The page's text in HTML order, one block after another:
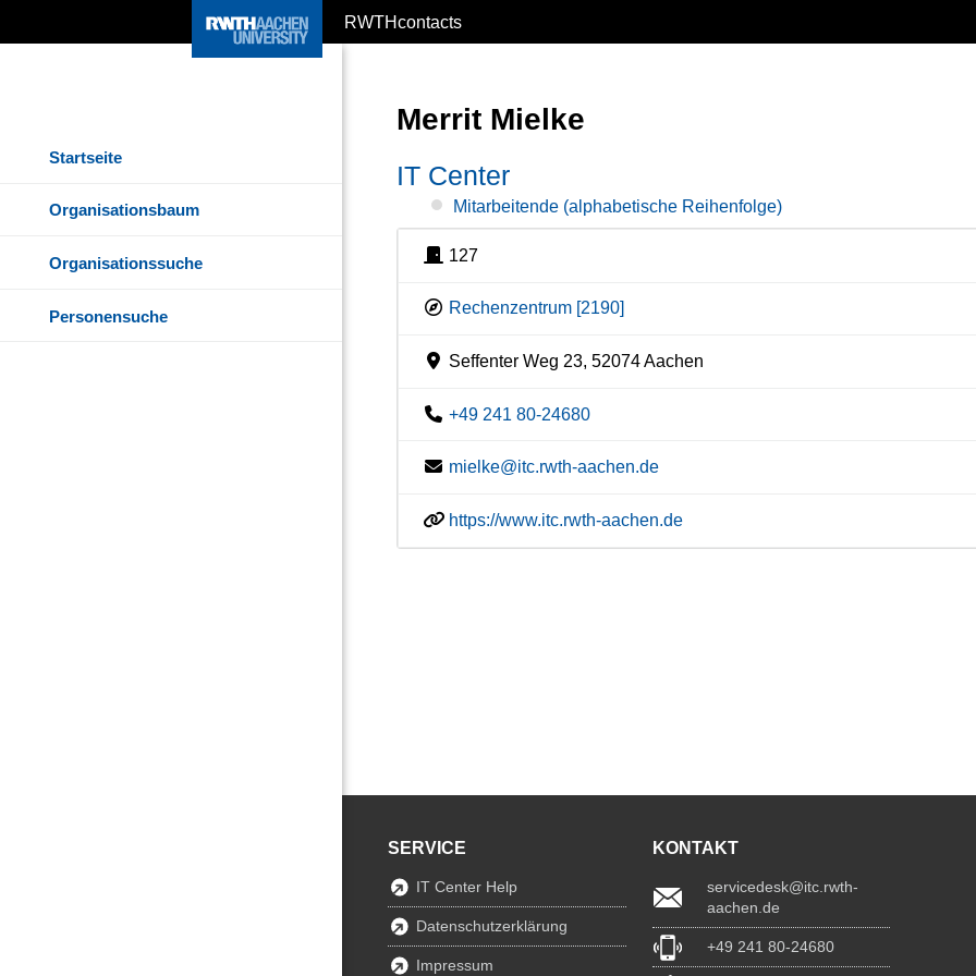
RWTHcontacts
Startseite
Organisationsbaum
Organisationssuche
Personensuche
Merrit Mielke
IT Center
Mitarbeitende (alphabetische Reihenfolge)
127
Rechenzentrum [2190]
Seffenter Weg 23, 52074 Aachen
+49 241 80-24680
mielke@itc.rwth-aachen.de
https://www.itc.rwth-aachen.de
SERVICE
IT Center Help
Datenschutzerklärung
Impressum
KONTAKT
servicedesk@itc.rwth-
aachen.de
+49 241 80-24680